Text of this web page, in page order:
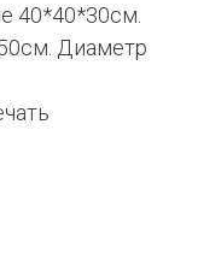
40*40*30см.
Диаметр